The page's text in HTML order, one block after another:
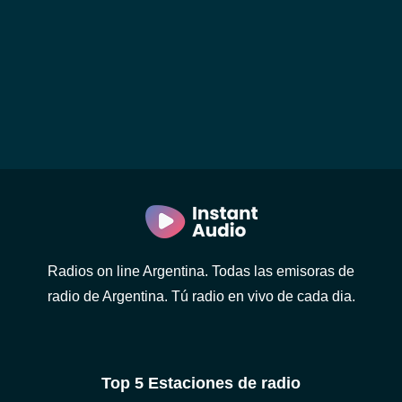
Radios on line Argentina. Todas las emisoras de
radio de Argentina. Tú radio en vivo de cada dia.
Top 5 Estaciones de radio